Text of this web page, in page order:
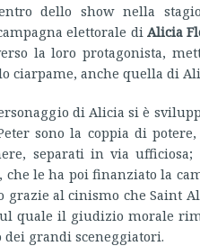
dello show nella
elettorale di Alicia
la loro protagonista,
ciarpame, anche quella di
di Alicia si è
sono la coppia di
separati in via
, che le ha poi finanziato la
grazie al cinismo che Saint
quale il giudizio morale
grandi sceneggiatori.